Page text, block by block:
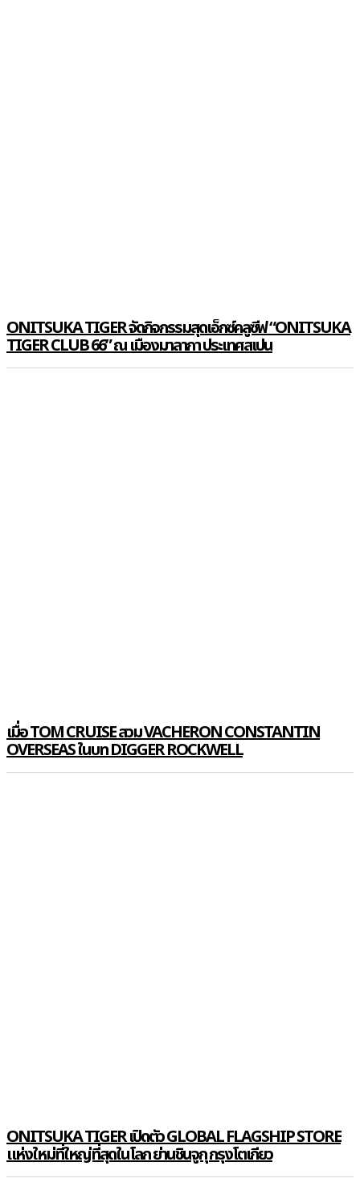
ONITSUKA TIGER จัดกิจกรรมสุดเอ็กซ์คลูซีฟ “ONITSUKA
TIGER CLUB 66” ณ เมืองมาลากา ประเทศสเปน
เมื่อ TOM CRUISE สวม VACHERON CONSTANTIN
OVERSEAS ในบท DIGGER ROCKWELL
ONITSUKA TIGER เปิดตัว GLOBAL FLAGSHIP STORE
แห่งใหม่ที่ใหญ่ที่สุดในโลก ย่านชินจูกุ กรุงโตเกียว